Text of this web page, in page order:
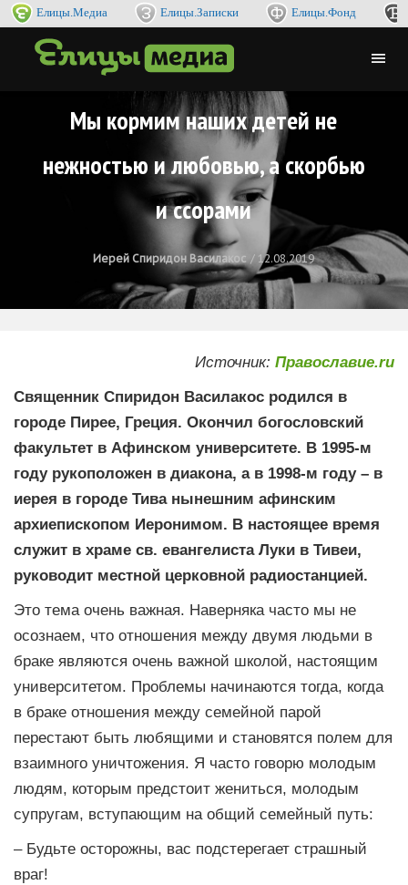
Елицы.Медиа Елицы.Записки Елицы.Фонд
Мы кормим наших детей не
нежностью и любовью, а скорбью
и ссорами
Иерей Спиридон Василакос 12.08.2019
Источник: Православие.ru
Священник Спиридон Василакос родился в
городе Пирее, Греция. Окончил богословский
факультет в Афинском университете. В 1995-м
году рукоположен в диакона, а в 1998-м году – в
иерея в городе Тива нынешним афинским
архиепископом Иеронимом. В настоящее время
служит в храме св. евангелиста Луки в Тивеи,
руководит местной церковной радиостанцией.
Это тема очень важная. Наверняка часто мы не
осознаем, что отношения между двумя людьми в
браке являются очень важной школой, настоящим
университетом. Проблемы начинаются тогда, когда
в браке отношения между семейной парой
перестают быть любящими и становятся полем для
взаимного уничтожения. Я часто говорю молодым
людям, которым предстоит жениться, молодым
супругам, вступающим на общий семейный путь:
– Будьте осторожны, вас подстерегает страшный
враг!